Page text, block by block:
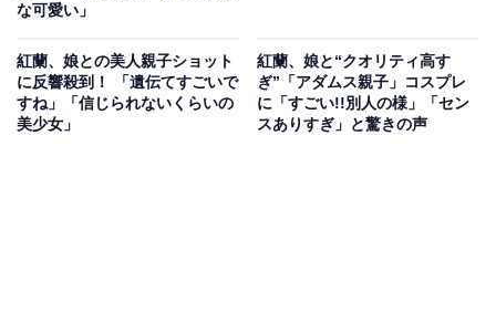
な可愛い」
紅蘭、娘との美人親子ショット
に反響殺到！ 「遺伝てすごいで
すね」「信じられないくらいの
美少女」
紅蘭、娘と“クオリティ高す
ぎ︎”「アダムス親子」コスプレ
に「すごい!!別人の様」「セン
スありすぎ」と驚きの声